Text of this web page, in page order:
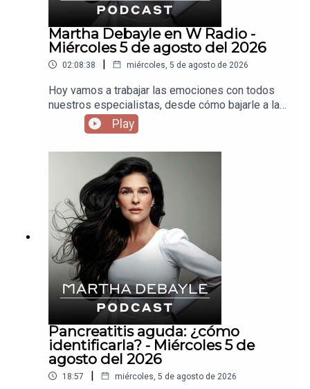
Martha Debayle en W Radio -
Miércoles 5 de agosto del 2026
02:08:38 | miércoles, 5 de agosto de 2026
Hoy vamos a trabajar las emociones con todos
nuestros especialistas, desde cómo bajarle a la
inflamación, hasta dejar de andar peleando con el
mundo y así evitar ataques cardiacos cuando
estamos jóvenes. No dejen de escuchar el
Play
Pancreatitis aguda: ¿cómo
identificarla? - Miércoles 5 de
agosto del 2026
18:57 | miércoles, 5 de agosto de 2026